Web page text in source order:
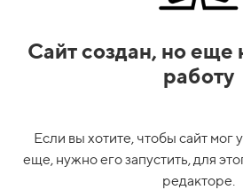
Сайт создан, но еще
работу
Если вы хотите, чтобы сайт мог
еще, нужно его запустить, для
редакторе.